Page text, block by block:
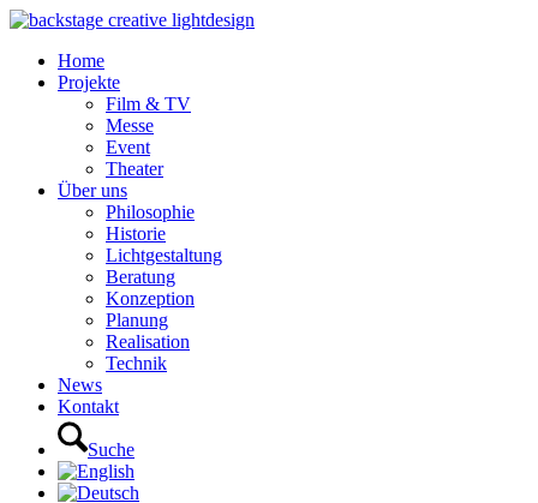
Home
Projekte
Film & TV
Messe
Event
Theater
Über uns
Philosophie
Historie
Lichtgestaltung
Beratung
Konzeption
Planung
Realisation
Technik
News
Kontakt
Suche